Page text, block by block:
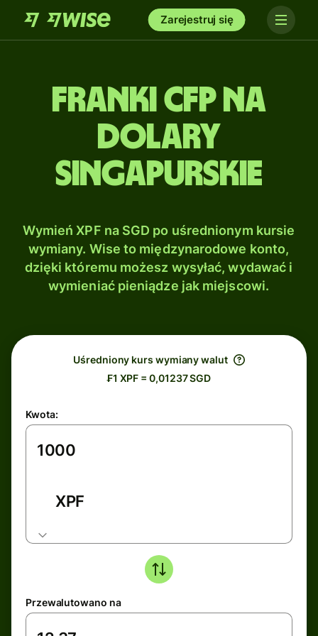
Zarejestruj się
Franki CFP na
Dolary
singapurskie
Wymień XPF na SGD po uśrednionym kursie
wymiany. Wise to międzynarodowe konto,
dzięki któremu możesz wysyłać, wydawać i
wymieniać pieniądze jak miejscowi.
Uśredniony kurs wymiany walut
₣1 XPF = 0,01237 SGD
Kwota:
XPF
Przewalutowano na